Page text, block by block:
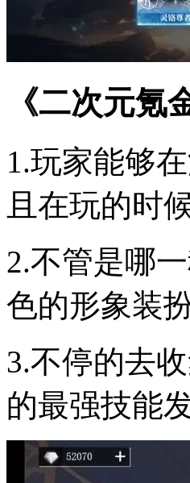
《二次元
1.玩家能够
且在玩的时
2.不管是哪
色的形象装
3.不停的去
的最强技能